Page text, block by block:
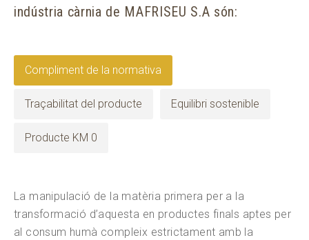
indústria càrnia de MAFRISEU S.A són:
Compliment de la normativa
Traçabilitat del producte Equilibri sostenible
Producte KM 0
La manipulació de la matèria primera per a la
transformació d’aquesta en productes finals aptes per
al consum humà compleix estrictament amb la